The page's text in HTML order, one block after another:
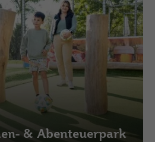
& Abenteuerpark